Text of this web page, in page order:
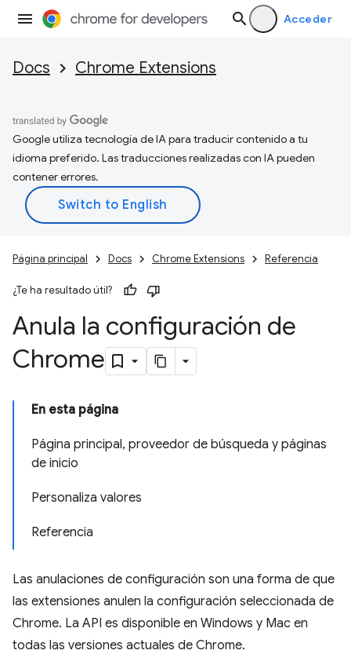
Acceder
Docs Chrome Extensions
Google utiliza tecnología de IA para traducir contenido a tu
idioma preferido. Las traducciones realizadas con IA pueden
contener errores.
Página principal Docs Chrome Extensions Referencia
¿Te ha resultado útil?
Anula la configuración de
Chrome
En esta página
Página principal, proveedor de búsqueda y páginas
de inicio
Personaliza valores
Referencia
Las anulaciones de configuración son una forma de que
las extensiones anulen la configuración seleccionada de
Chrome. La API es disponible en Windows y Mac en
todas las versiones actuales de Chrome.